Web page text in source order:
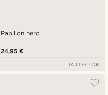
Papillon nero
24,95 €
TAILOR TOKI